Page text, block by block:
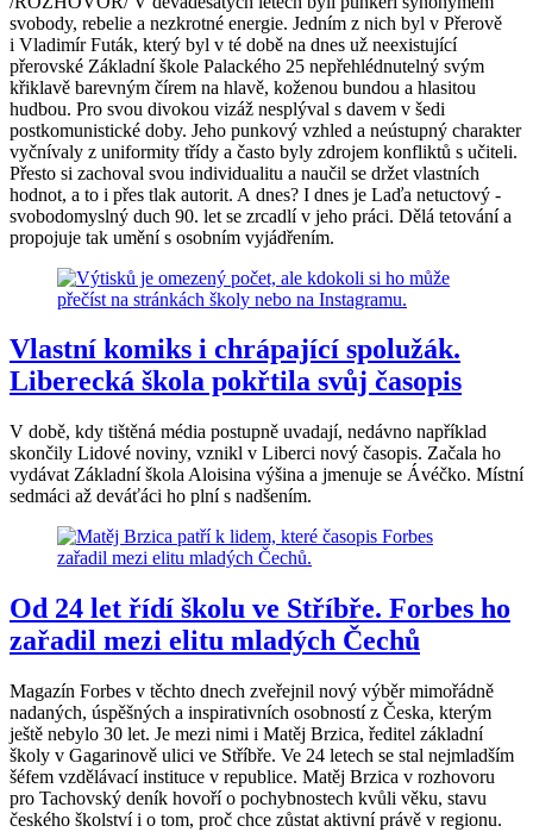
svobody, rebelie a nezkrotné energie. Jedním z nich byl v Přerově
i Vladimír Futák, který byl v té době na dnes už neexistující
přerovské Základní škole Palackého 25 nepřehlédnutelný svým
křiklavě barevným čírem na hlavě, koženou bundou a hlasitou
hudbou. Pro svou divokou vizáž nesplýval s davem v šedi
postkomunistické doby. Jeho punkový vzhled a neústupný charakter
vyčnívaly z uniformity třídy a často byly zdrojem konfliktů s učiteli.
Přesto si zachoval svou individualitu a naučil se držet vlastních
hodnot, a to i přes tlak autorit. A dnes? I dnes je Laďa netuctový -
svobodomyslný duch 90. let se zrcadlí v jeho práci. Dělá tetování a
propojuje tak umění s osobním vyjádřením.
Vlastní komiks i chrápající spolužák.
Liberecká škola pokřtila svůj časopis
V době, kdy tištěná média postupně uvadají, nedávno například
skončily Lidové noviny, vznikl v Liberci nový časopis. Začala ho
vydávat Základní škola Aloisina výšina a jmenuje se Ávéčko. Místní
sedmáci až deváťáci ho plní s nadšením.
Od 24 let řídí školu ve Stříbře. Forbes ho
zařadil mezi elitu mladých Čechů
Magazín Forbes v těchto dnech zveřejnil nový výběr mimořádně
nadaných, úspěšných a inspirativních osobností z Česka, kterým
ještě nebylo 30 let. Je mezi nimi i Matěj Brzica, ředitel základní
školy v Gagarinově ulici ve Stříbře. Ve 24 letech se stal nejmladším
šéfem vzdělávací instituce v republice. Matěj Brzica v rozhovoru
pro Tachovský deník hovoří o pochybnostech kvůli věku, stavu
českého školství i o tom, proč chce zůstat aktivní právě v regionu.